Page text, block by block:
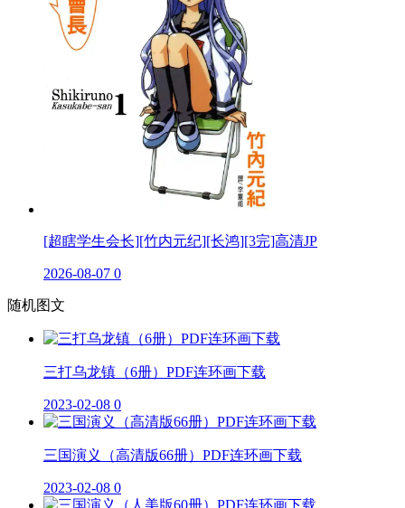
[超瞎学生会长][竹内元纪][长鸿][3完]高清JP
2026-08-07 0
随机图文
三打乌龙镇（6册）PDF连环画下载
2023-02-08 0
三国演义（高清版66册）PDF连环画下载
2023-02-08 0